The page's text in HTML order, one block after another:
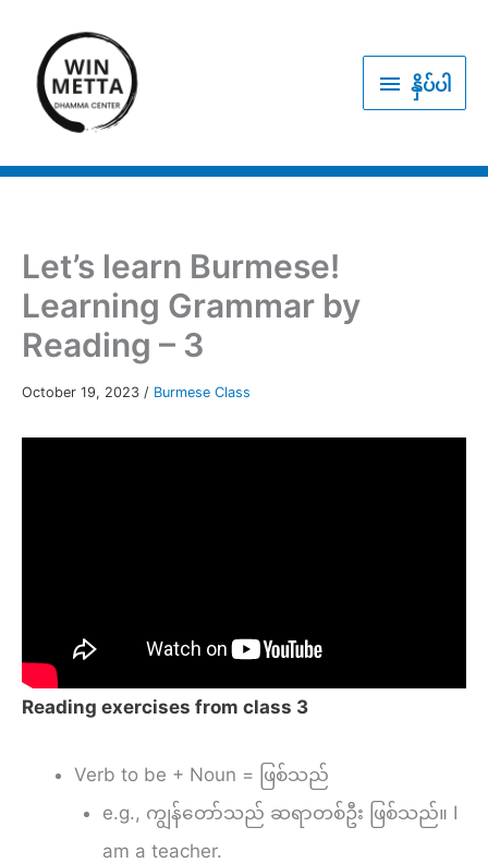
content
နှိပ် နှိပ်ပါ
Let’s learn Burmese!
Learning Grammar by
Reading – 3
October 19, 2023 / Burmese Class
Reading exercises from class 3
Verb to be + Noun = ဖြစ်သည်
e.g., ကျွန်တော်သည် ဆရာတစ်ဦး ဖြစ်သည်။ I
am a teacher.